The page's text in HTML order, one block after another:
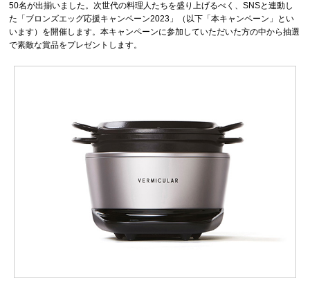
50名が出揃いました。次世代の料理人たちを盛り上げるべく、SNSと連動し
た「ブロンズエッグ応援キャンペーン2023」（以下「本キャンペーン」とい
います）を開催します。本キャンペーンに参加していただいた方の中から抽選
で素敵な賞品をプレゼントします。